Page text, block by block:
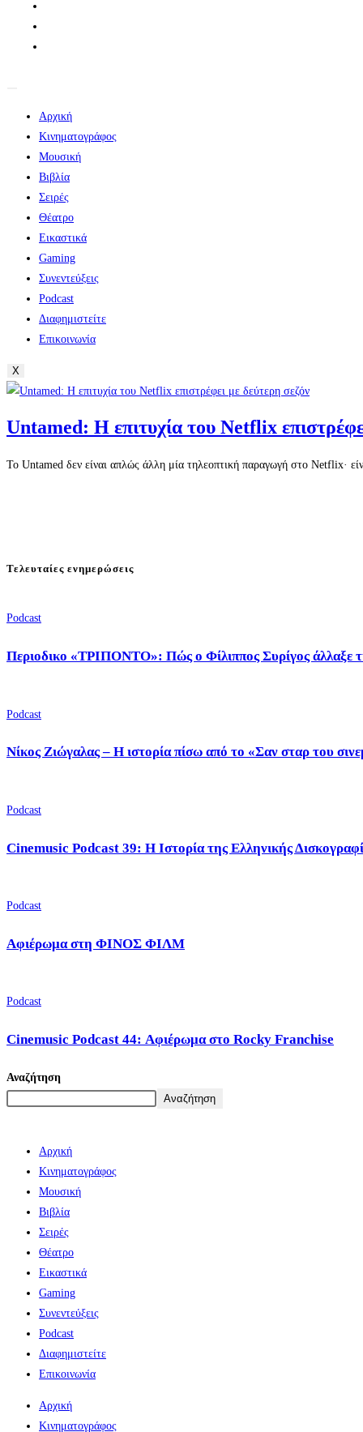
Αρχική
Κινηματογράφος
Μουσική
Βιβλία
Σειρές
Θέατρο
Εικαστικά
Gaming
Συνεντεύξεις
Podcast
Διαφημιστείτε
Επικοινωνία
X
Untamed: Η επιτυχία του Netflix
Το Untamed δεν είναι απλώς άλλη μία τηλεοπτική παραγωγή στο Netflix·
Τελευταίες ενημερώσεις
Podcast
Περιοδικο «ΤΡΙΠΟΝΤΟ»: Πώς ο Φίλιππος Συρίγος άλλαξε
Podcast
Νίκος Ζιώγαλας – Η ιστορία πίσω από το «Σαν σταρ του
Podcast
Cinemusic Podcast 39: Η Ιστορία της Ελληνικής
Podcast
Αφιέρωμα στη ΦΙΝΟΣ ΦΙΛΜ
Podcast
Cinemusic Podcast 44: Αφιέρωμα στο Rocky Franchise
Αναζήτηση
Αναζήτηση
Αρχική
Κινηματογράφος
Μουσική
Βιβλία
Σειρές
Θέατρο
Εικαστικά
Gaming
Συνεντεύξεις
Podcast
Διαφημιστείτε
Επικοινωνία
Αρχική
Κινηματογράφος